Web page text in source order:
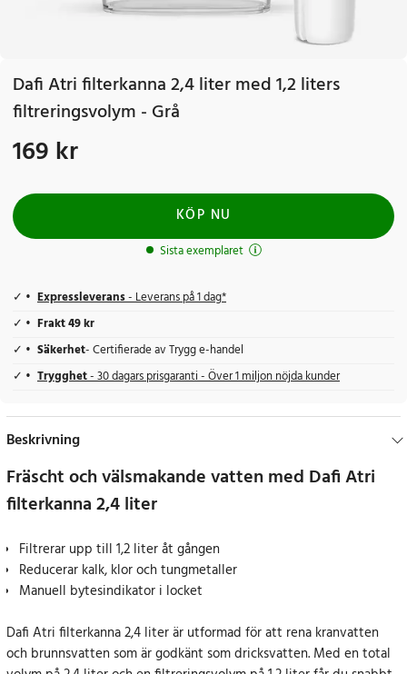
Dafi Atri filterkanna 2,4 liter med 1,2 liters
filtreringsvolym - Grå
Pris:169 kr
169 kr
KÖP NU
Sista exemplaret
Expressleverans- Leverans på 1 dag*
Frakt 49 kr
Säkerhet- Certifierade av Trygg e-handel
Trygghet- 30 dagars prisgaranti - Över 1 miljon nöjda kunder
Beskrivning
Fräscht och välsmakande vatten med Dafi Atri
filterkanna 2,4 liter
Filtrerar upp till 1,2 liter åt gången
Reducerar kalk, klor och tungmetaller
Manuell bytesindikator i locket
Dafi Atri filterkanna 2,4 liter är utformad för att rena kranvatten
och brunnsvatten som är godkänt som dricksvatten. Med en total